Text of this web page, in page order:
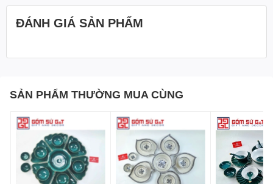
ĐÁNH GIÁ SẢN PHẨM
SẢN PHẨM THƯỜNG MUA CÙNG